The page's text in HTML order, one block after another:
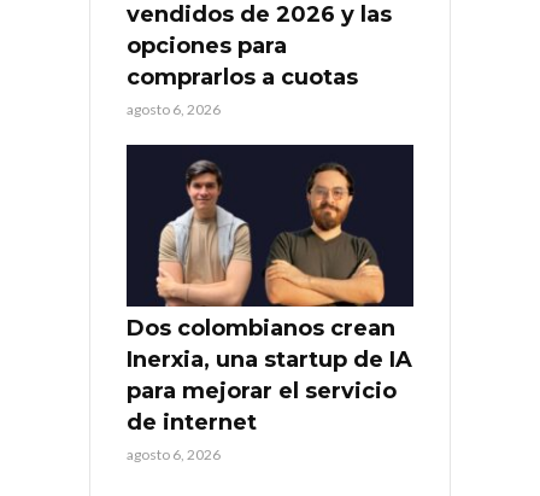
vendidos de 2026 y las
opciones para
comprarlos a cuotas
agosto 6, 2026
Dos colombianos crean
Inerxia, una startup de IA
para mejorar el servicio
de internet
agosto 6, 2026